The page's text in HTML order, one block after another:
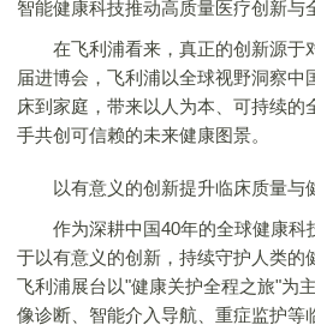
智能健康科技推动高质量医疗创新与
在飞利浦看来，真正的创新源于
届进博会，飞利浦以全球视野洞察中
床到家庭，带来以人为本、可持续的
手共创可信赖的未来健康图景。
以有意义的创新提升临床质量与
作为深耕中国40年的全球健康科
于以有意义的创新，持续守护人类的
飞利浦展台以"健康关护全程之旅"为
像诊断、智能介入导航、重症监护等